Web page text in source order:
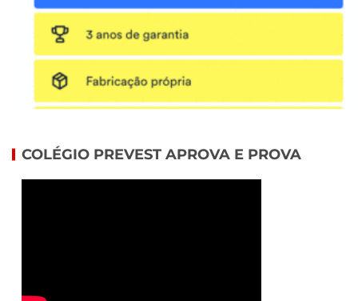
COLÉGIO PREVEST APROVA E PROVA